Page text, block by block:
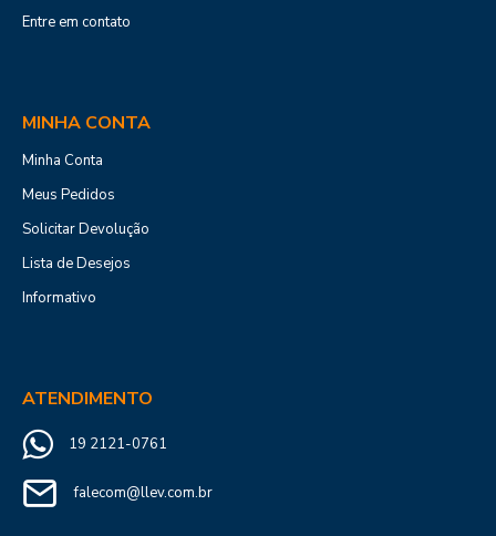
Entre em contato
MINHA CONTA
Minha Conta
Meus Pedidos
Solicitar Devolução
Lista de Desejos
Informativo
ATENDIMENTO
19 2121-0761
falecom@llev.com.br